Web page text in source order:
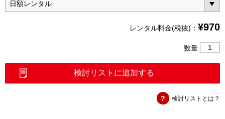
レンタル料金(税抜)： ¥970
数量
ノ
検討リストに追加する
検討リストとは？